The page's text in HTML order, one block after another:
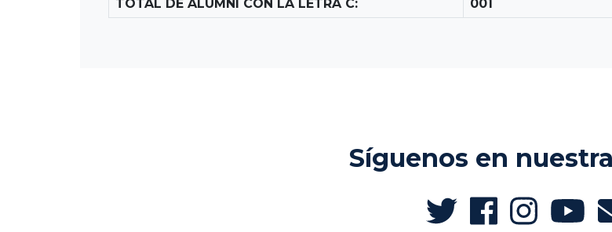
TOTAL DE ALUMNI CON LA LETRA C:
001
Síguenos en